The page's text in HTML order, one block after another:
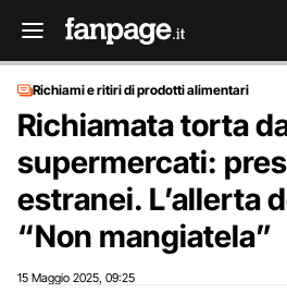
Richiami e ritiri di prodotti alimentari
Richiamata torta
supermercati:
estranei. L’allerta
“Non mangiatela”
15 Maggio 2025 09:25